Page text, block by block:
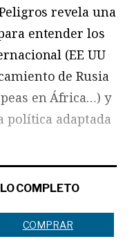
revela una
entender los
(EE UU
de Rusia
en África…) y
política adaptada
COMPLETO
COMPRAR